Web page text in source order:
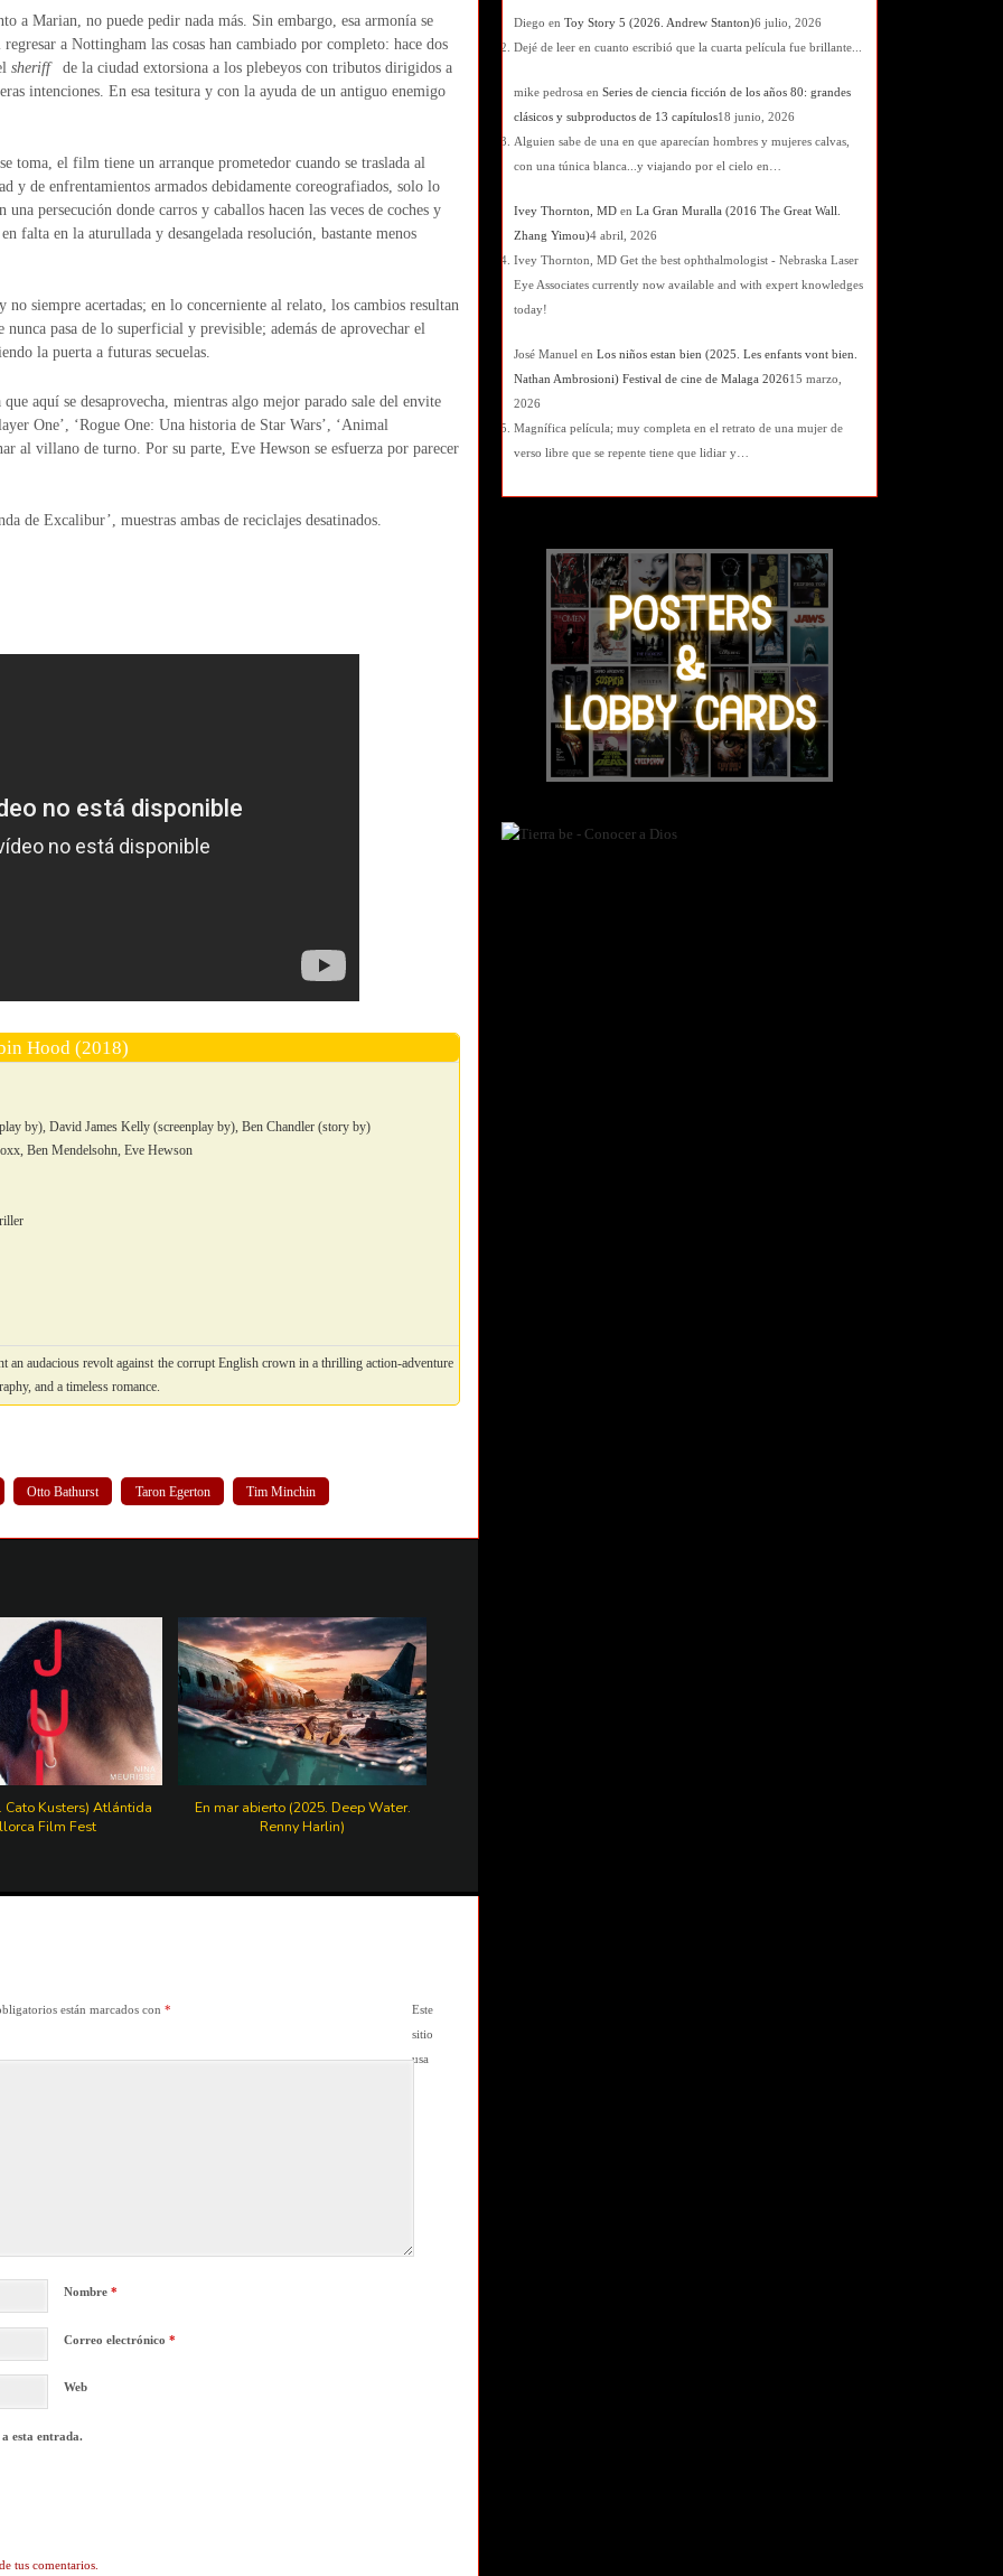
Marian, no puede pedir nada más. Sin embargo, esa armonía se
a Nottingham las cosas han cambiado por completo: hace dos
sheriff
de la ciudad extorsiona a los plebeyos con tributos dirigidos a
intenciones. En esa tesitura y con la ayuda de un antiguo enemigo
toma, el film tiene un arranque prometedor cuando se traslada al
y de enfrentamientos armados debidamente coreografiados, solo lo
persecución donde carros y caballos hacen las veces de coches y
falta en la aturullada y desangelada resolución, bastante menos
no siempre acertadas; en lo concerniente al relato, los cambios resultan
nunca pasa de lo superficial y previsible; además de aprovechar el
la puerta a futuras secuelas.
aquí se desaprovecha, mientras algo mejor parado sale del envite
One’, ‘Rogue One: Una historia de Star Wars’, ‘Animal
al villano de turno. Por su parte, Eve Hewson se esfuerza por parecer
de Excalibur’, muestras ambas de reciclajes desatinados.
Hood (2018)
by), David James Kelly (screenplay by), Ben Chandler (story by)
Ben Mendelsohn, Eve Hewson
audacious revolt against the corrupt English crown in a thrilling action-adventure
and a timeless romance.
Otto Bathurst Taron Egerton Tim Minchin
Cato Kusters) Atlántida
Film Fest
En mar abierto (2025. Deep Water.
Renny Harlin)
están marcados con *
Nombre *
Correo electrónico *
Web
esta entrada.
Este
sitio
usa
tus comentarios.
Diego en Toy Story 5 (2026. Andrew Stanton)6 julio, 2026
Dejé de leer en cuanto escribió que la cuarta película fue brillante...
mike pedrosa en Series de ciencia ficción de los años 80: grandes
clásicos y subproductos de 13 capítulos18 junio, 2026
Alguien sabe de una en que aparecían hombres y mujeres calvas,
con una túnica blanca...y viajando por el cielo en…
Ivey Thornton, MD en La Gran Muralla (2016 The Great Wall.
Zhang Yimou)4 abril, 2026
Ivey Thornton, MD Get the best ophthalmologist - Nebraska Laser
Eye Associates currently now available and with expert knowledges
today!
José Manuel en Los niños estan bien (2025. Les enfants vont bien.
Nathan Ambrosioni) Festival de cine de Malaga 202615 marzo,
2026
Magnífica película; muy completa en el retrato de una mujer de
verso libre que se repente tiene que lidiar y…